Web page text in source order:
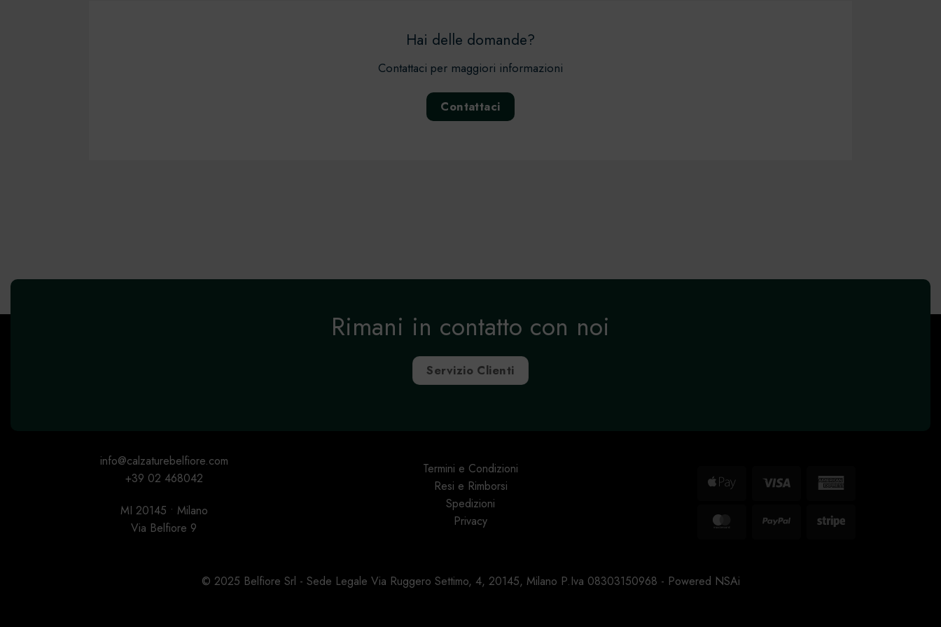
Hai delle domande?
Contattaci per maggiori informazioni
Contattaci
Rimani in contatto con noi
Servizio Clienti
info@calzaturebelfiore.com
+39 02 468042
MI 20145 • Milano
Via Belfiore 9
Termini e Condizioni
Resi e Rimborsi
Spedizioni
Privacy
Apple
Visa
American
MasterCard
Stripe
© 2025 Belfiore Srl - Sede Legale Via Ruggero Settimo, 4, 20145, Milano P.Iva 08303150968 - Powered NSAi